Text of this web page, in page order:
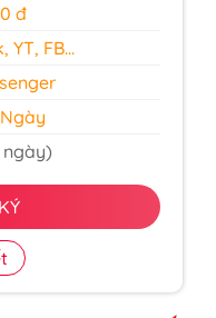
đ
YT, FB...
ngày)